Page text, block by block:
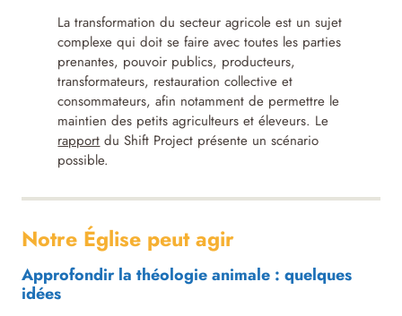
La transformation du secteur agricole est un sujet
complexe qui doit se faire avec toutes les parties
prenantes, pouvoir publics, producteurs,
transformateurs, restauration collective et
consommateurs, afin notamment de permettre le
maintien des petits agriculteurs et éleveurs. Le
rapport du Shift Project présente un scénario
possible.
Notre Église peut agir
Approfondir la théologie animale : quelques
idées